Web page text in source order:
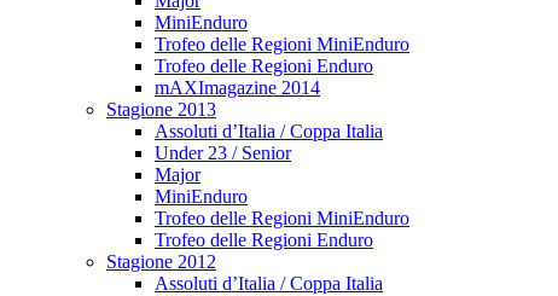
MiniEnduro
Trofeo delle Regioni MiniEnduro
Trofeo delle Regioni Enduro
mAXImagazine 2014
Stagione 2013
Assoluti d’Italia / Coppa Italia
Under 23 / Senior
Major
MiniEnduro
Trofeo delle Regioni MiniEnduro
Trofeo delle Regioni Enduro
Stagione 2012
Assoluti d’Italia / Coppa Italia